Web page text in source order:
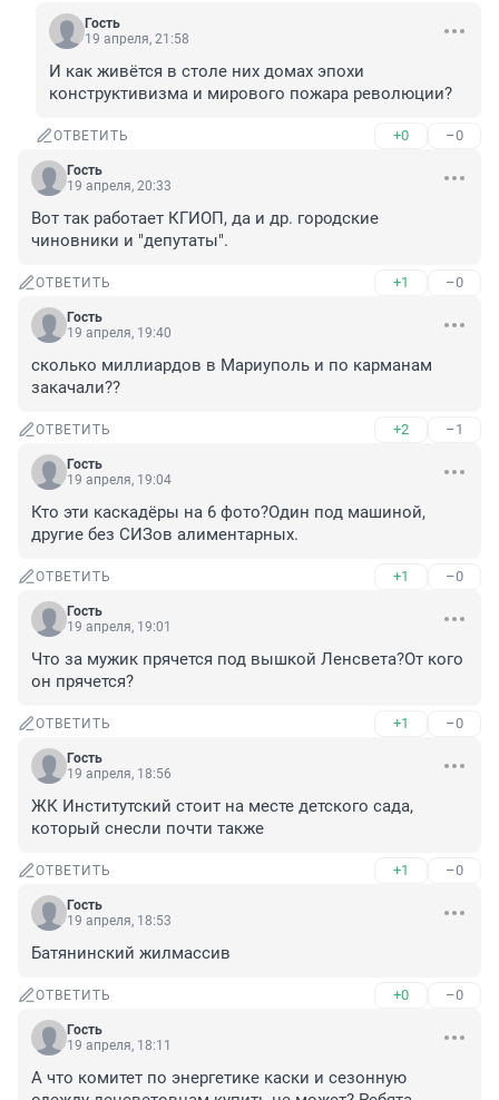
Гость
19 апреля, 21:58
И как живётся в столе них домах эпохи
конструктивизма и мирового пожара революции?
ОТВЕТИТЬ +0 –0
Гость
19 апреля, 20:33
Вот так работает КГИОП, да и др. городские
чиновники и "депутаты".
ОТВЕТИТЬ +1 –0
Гость
19 апреля, 19:40
сколько миллиардов в Мариуполь и по карманам
закачали??
ОТВЕТИТЬ +2 –1
Гость
19 апреля, 19:04
Кто эти каскадёры на 6 фото?Один под машиной,
другие без СИЗов алиментарных.
ОТВЕТИТЬ +1 –0
Гость
19 апреля, 19:01
Что за мужик прячется под вышкой Ленсвета?От кого
он прячется?
ОТВЕТИТЬ +1 –0
Гость
19 апреля, 18:56
ЖК Институтский стоит на месте детского сада,
который снесли почти также
ОТВЕТИТЬ +1 –0
Гость
19 апреля, 18:53
Батянинский жилмассив
ОТВЕТИТЬ +0 –0
Гость
19 апреля, 18:11
А что комитет по энергетике каски и сезонную